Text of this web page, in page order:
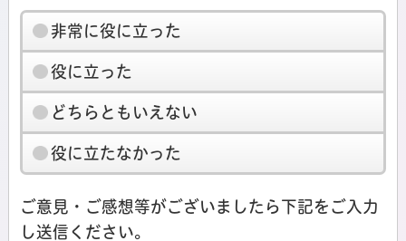
非常に役に立った
役に立った
どちらともいえない
役に立たなかった
ご意見・ご感想等がございましたら下記をご入力
し送信ください。